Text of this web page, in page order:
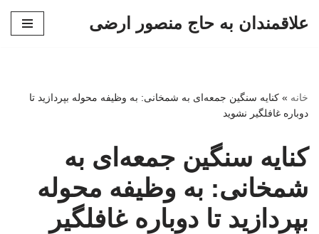
علاقمندان به حاج منصور ارضی
خانه » کنایه سنگین جمعه‌ای به شمخانی: به وظیفه محوله بپردازید تا
دوباره غافلگیر نشوید
کنایه سنگین جمعه‌ای به
شمخانی: به وظیفه محوله
بپردازید تا دوباره غافلگیر